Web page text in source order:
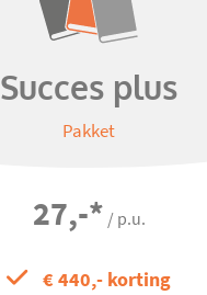
Succes plus
Pakket
27,-* / p.u.
€ 440,- korting